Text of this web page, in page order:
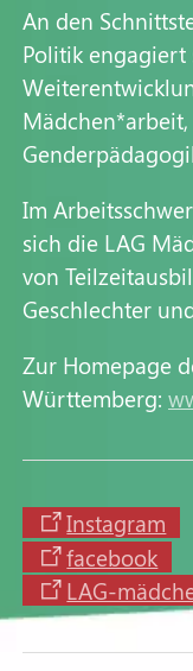
An den
Politik engagiert
Im
sich die LAG
von
Geschlechter
Zur Homepage
Württemberg:
Instagram
facebook
LAG-